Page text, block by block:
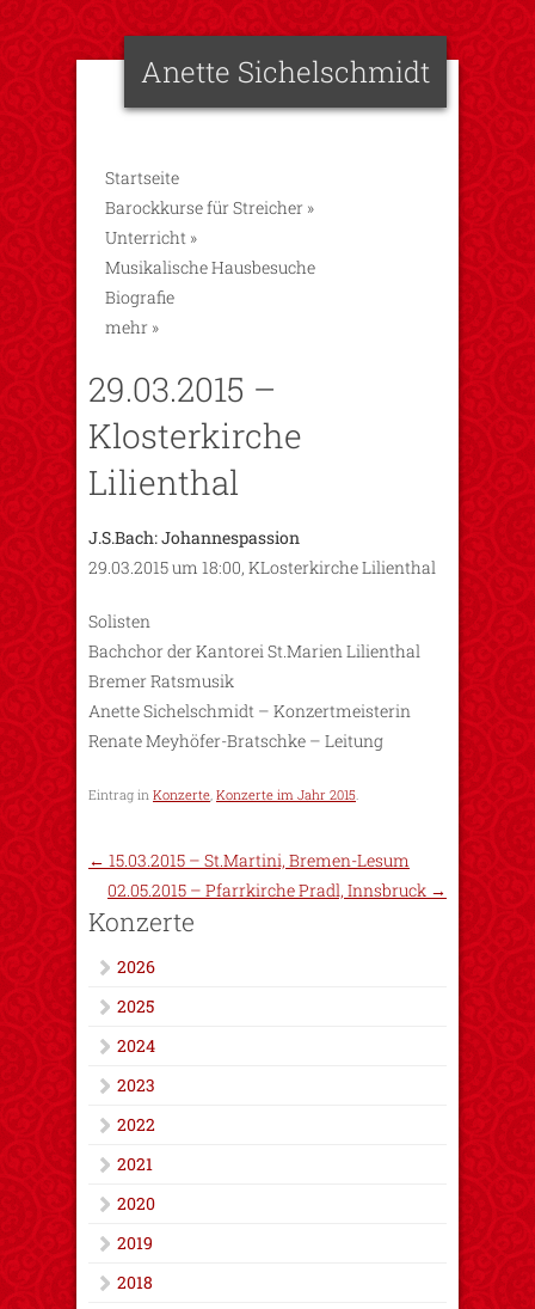
Anette Sichelschmidt
Startseite
Barockkurse für Streicher »
Unterricht »
Musikalische Hausbesuche
Biografie
mehr »
29.03.2015 –
Klosterkirche
Lilienthal
J.S.Bach: Johannespassion
29.03.2015 um 18:00, KLosterkirche Lilienthal
Solisten
Bachchor der Kantorei St.Marien Lilienthal
Bremer Ratsmusik
Anette Sichelschmidt – Konzertmeisterin
Renate Meyhöfer-Bratschke – Leitung
Eintrag in Konzerte, Konzerte im Jahr 2015.
← 15.03.2015 – St.Martini, Bremen-Lesum
02.05.2015 – Pfarrkirche Pradl, Innsbruck →
Konzerte
2026
2025
2024
2023
2022
2021
2020
2019
2018